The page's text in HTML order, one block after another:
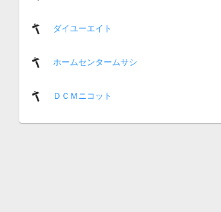
ダイユーエイト
ホームセンタームサシ
ＤＣＭニコット